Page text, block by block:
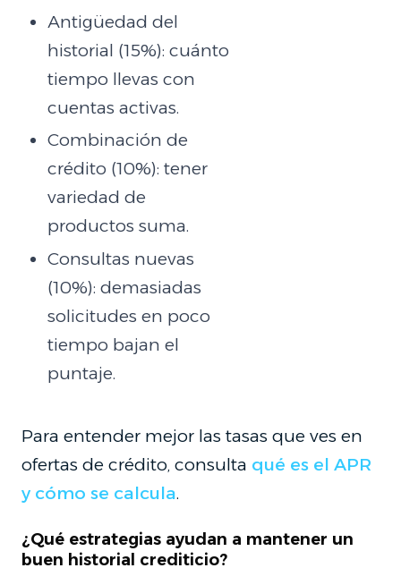
Antigüedad del
historial (15%): cuánto
tiempo llevas con
cuentas activas.
Combinación de
crédito (10%): tener
variedad de
productos suma.
Consultas nuevas
(10%): demasiadas
solicitudes en poco
tiempo bajan el
puntaje.
Para entender mejor las tasas que ves en
ofertas de crédito, consulta qué es el APR
y cómo se calcula.
¿Qué estrategias ayudan a mantener un
buen historial crediticio?